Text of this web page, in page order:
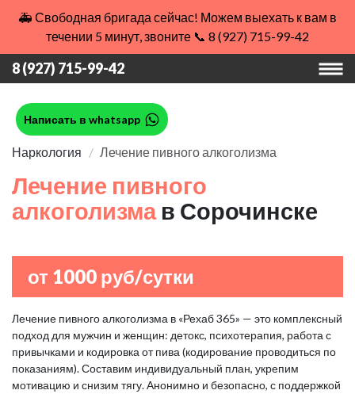
🚑 Свободная бригада сейчас! Можем выехать к вам в
течении 5 минут, звоните 📞 8 (927) 715-99-42
8 (927) 715-99-42
Написать в whatsapp
Наркология Лечение пивного алкоголизма
Лечение пивного
алкоголизма в Сорочинске
от 1000 руб/сутки
Лечение пивного алкоголизма в «Рехаб 365» — это комплексный
подход для мужчин и женщин: детокс, психотерапия, работа с
привычками и кодировка от пива (кодирование проводиться по
показаниям). Составим индивидуальный план, укрепим
мотивацию и снизим тягу. Анонимно и безопасно, с поддержкой